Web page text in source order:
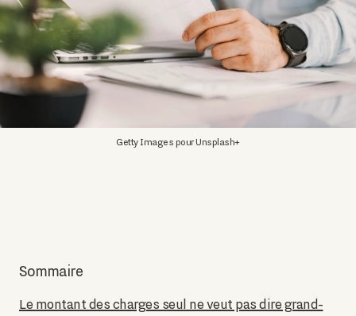
Getty Images pour Unsplash+
Sommaire
Le montant des charges seul ne veut pas dire grand-